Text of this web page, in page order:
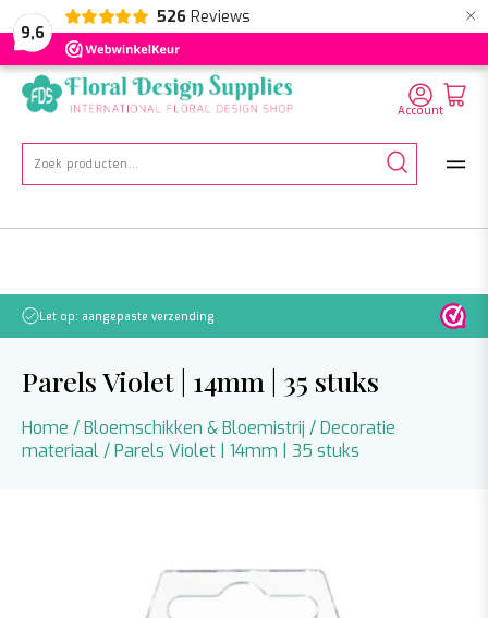
9,6
526 Reviews ×
NL EN DE
Zoeken
Account
Houdt rekening met vertraging!
Parels Violet | 14mm | 35 stuks
Home /Bloemschikken & Bloemistrij /Decoratie
materiaal/ Parels Violet | 14mm | 35 stuks